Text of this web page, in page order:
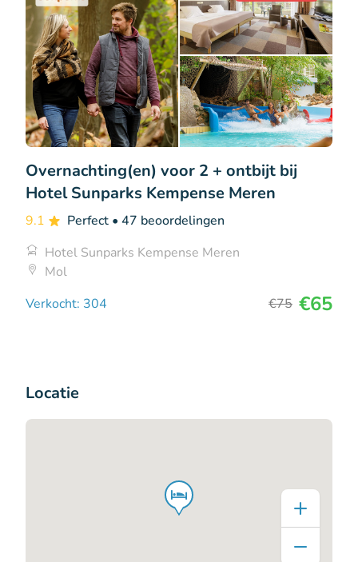
Overnachting(en) voor 2 + ontbijt bij
Hotel Sunparks Kempense Meren
9.1 Perfect • 47 beoordelingen
Hotel Sunparks Kempense Meren
Mol
Verkocht: 304
€75 €65
Locatie